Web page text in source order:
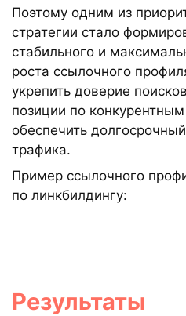
Поэтому одним из
стратегии стало
стабильного и
роста ссылочного
укрепить доверие
позиции по
обеспечить
трафика.
Пример ссылочного
по линкбилдингу:
Результаты